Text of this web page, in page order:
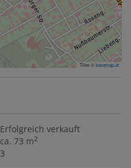
Tiles ©basemap.at
Erfolgreich verkauft
ca. 73 m2
3